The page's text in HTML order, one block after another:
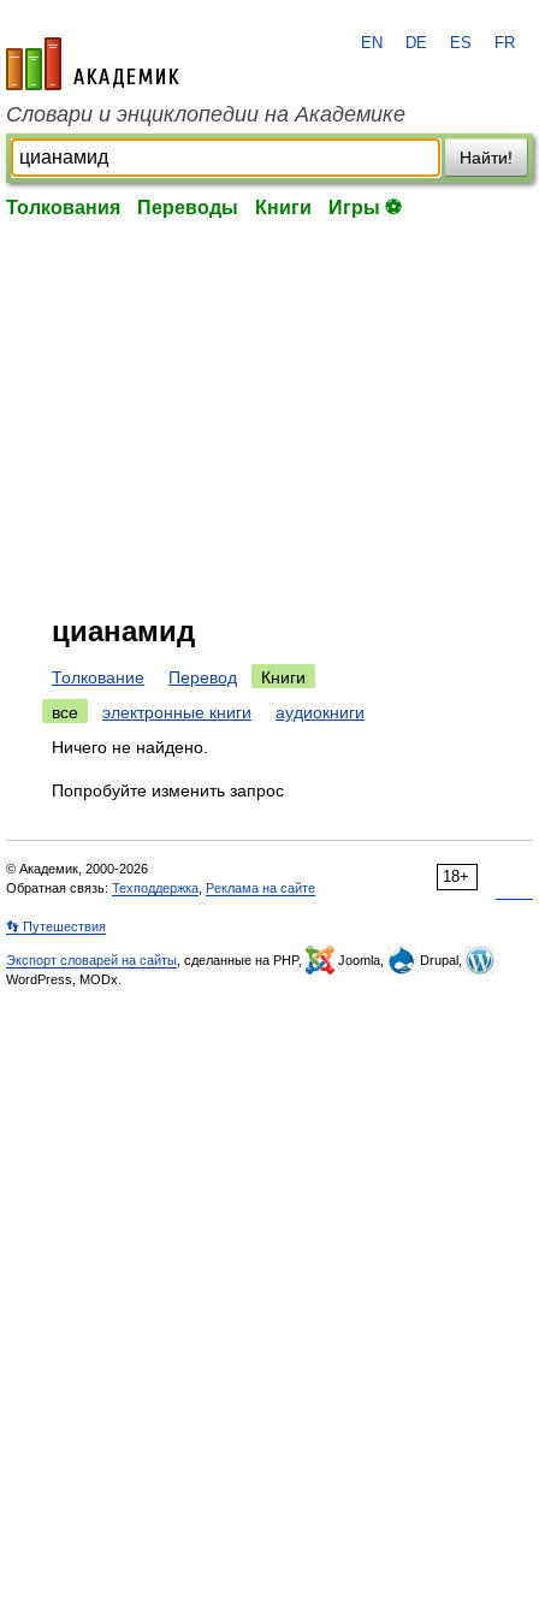
academic.ru
EN DE ES FR
Словари и энциклопедии на Академике
Найти!
Толкования Переводы Книги Игры ⚽
цианамид
Толкование Перевод
Книги
все
электронные книги
аудиокниги
Ничего не найдено.
Попробуйте изменить запрос
18+
© Академик, 2000-2026
Обратная связь: Техподдержка Реклама на сайте
👣 Путешествия
Экспорт словарей на сайты , сделанные на PHP, Joomla,
Drupal,
WordPress, MODx.